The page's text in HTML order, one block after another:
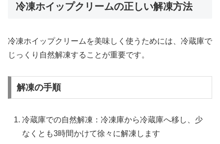
冷凍ホイップクリームの正しい解凍方法
冷凍ホイップクリームを美味しく使うためには、冷蔵庫で
じっくり自然解凍することが重要です。
解凍の手順
冷蔵庫での自然解凍：冷凍庫から冷蔵庫へ移し、少
なくとも3時間かけて徐々に解凍します